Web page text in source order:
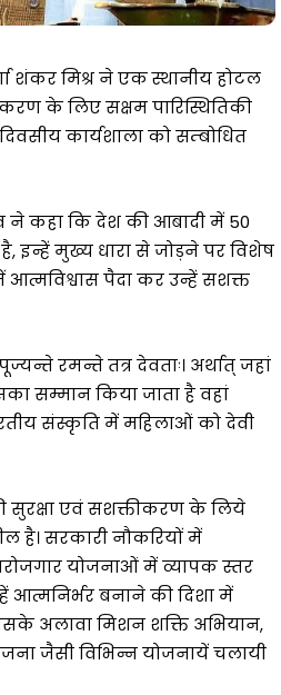
शंकर मिश्र ने एक स्थानीय होटल
के लिए सक्षम पारिस्थितिकी
कार्यशाला को सम्बोधित
कहा कि देश की आबादी में 50
इन्हें मुख्य धारा से जोड़ने पर विशेष
पैदा कर उन्हें सशक्त
रमन्ते तत्र देवताः। अर्थात् जहां
सम्मान किया जाता है वहां
संस्कृति में महिलाओं को देवी
सुरक्षा एवं सशक्तीकरण के लिये
है। सरकारी नौकरियों में
योजनाओं में व्यापक स्तर
बनाने की दिशा में
अलावा मिशन शक्ति अभियान,
जैसी विभिन्न योजनायें चलायी